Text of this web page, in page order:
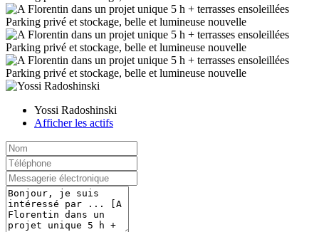
Yossi Radoshinski
Afficher les actifs